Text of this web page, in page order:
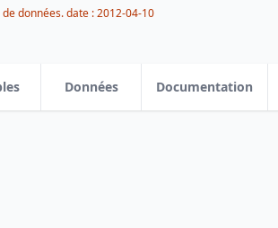
données.date :2012-04-10
Données Documentation